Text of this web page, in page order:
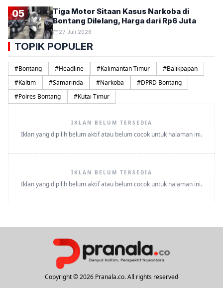
05
Tiga Motor Sitaan Kasus Narkoba di
Bontang Dilelang, Harga dari Rp6 Juta
27 Juli 2026
TOPIK POPULER
#Bontang #Headline #Kalimantan Timur #Balikpapan
#Kaltim #Samarinda #Narkoba #DPRD Bontang
#Polres Bontang #Kutai Timur
IKLAN BELUM TERSEDIA
Iklan yang dipilih belum aktif atau belum cocok untuk halaman ini.
IKLAN BELUM TERSEDIA
Iklan yang dipilih belum aktif atau belum cocok untuk halaman ini.
Copyright © 2026 Pranala.co. All rights reserved